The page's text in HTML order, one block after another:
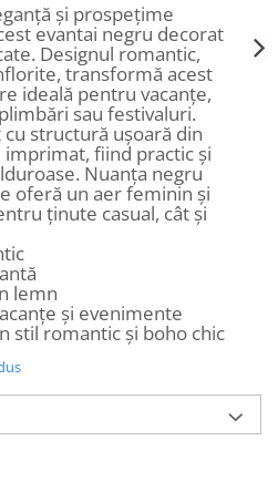
și prospețime
evantai negru decorat
Designul romantic,
transformă acest
ideală pentru vacanțe,
sau festivaluri.
structură ușoară din
fiind practic și
Nuanța negru
oferă un aer feminin și
ținute casual, cât și
lemn
și evenimente
stil romantic și boho chic